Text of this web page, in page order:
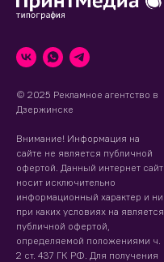
© 2025 Рекламное агентство в
Дзержинске
Внимание! Информация на
сайте не является публичной
офертой. Данный интернет сайт
носит исключительно
информационный характер и ни
при каких условиях на является
публичной офертой,
определяемой положениями ч.
2 ст. 437 ГК РФ. Для получения